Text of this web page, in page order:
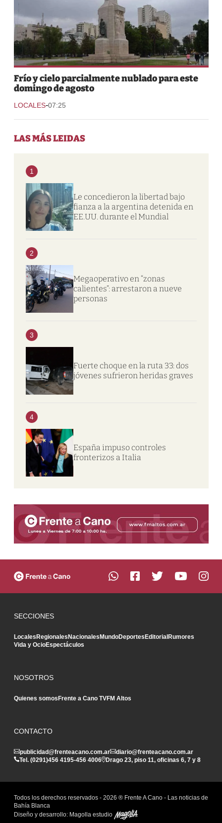
Frío y cielo parcialmente nublado para este
domingo de agosto
LOCALES-07:25
LAS MÁS LEIDAS
1
Le concedieron la libertad bajo
fianza a la argentina detenida en
EE.UU. durante el Mundial
2
Megaoperativo en “zonas
calientes”: arrestaron a nueve
personas
3
Fuerte choque en la ruta 33: dos
jóvenes sufrieron heridas graves
4
España impuso controles
fronterizos a Italia
SECCIONES
LocalesRegionalesNacionalesMundoDeportesEditorialRumores
Vida y OcioEspectáculos
NOSOTROS
Quienes somosFrente a Cano TVFM Altos
CONTACTO
publicidad@frenteacano.com.ar
diario@frenteacano.com.ar
Tel. (0291)456 4195-456 4006 Drago 23, piso 11, oficinas 6, 7 y 8
Todos los derechos reservados - 2026 ® Frente A Cano - Las noticias de
Bahía Blanca
Diseño y desarrollo: Magolla estudio